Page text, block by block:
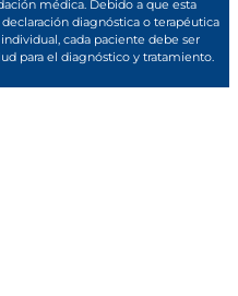
médica. Debido a que esta
diagnóstica o terapéutica
cada paciente debe ser
para el diagnóstico y tratamiento.